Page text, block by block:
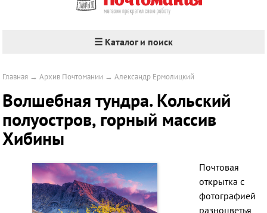
☰ Каталог и поиск
Главная →Архив Почтомании →Александр Ермолицкий
Волшебная тундра. Кольский
полуостров, горный массив
Хибины
Почтовая
открытка с
фотографией
разноцветья